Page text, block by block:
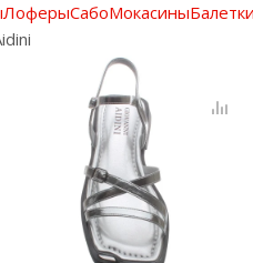
ЛоферыСабоМокасины